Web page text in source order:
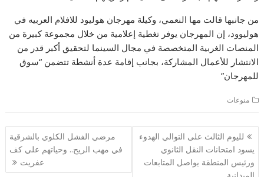
من جانبها قالت مها النعمي، وكيلة مهرجان هوليود للافلام العربيه في
هوليوود، إن المهرجان يوفر تغطية إعلامية من خلال مجموعة كبيرة من
المنصات الغربية المتخصصة في مجال السينما لتحقيق أكبر قدر من
الانتشار للأعمال المشاركة، بجانب إقامة عدة أنشطة تتضمن “سوق
للمهرجان”
منوعات
تصفّح
المقالات
لليوم الثالث على التوالي الهدوء
يسود امتحانات النقل الثانوي
ورئيس المنطقة يواصل المتابعات
الميدانية
مرضي الفشل الكلوي بالشرقية
في مهب الريح.. وحياتهم علي كف
عفريت